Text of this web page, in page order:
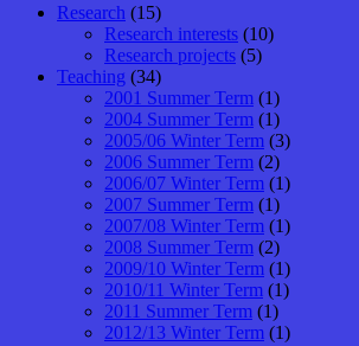
Research (15)
Research interests (10)
Research projects (5)
Teaching (34)
2001 Summer Term (1)
2004 Summer Term (1)
2005/06 Winter Term (3)
2006 Summer Term (2)
2006/07 Winter Term (1)
2007 Summer Term (1)
2007/08 Winter Term (1)
2008 Summer Term (2)
2009/10 Winter Term (1)
2010/11 Winter Term (1)
2011 Summer Term (1)
2012/13 Winter Term (1)